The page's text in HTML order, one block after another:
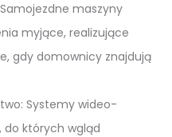
maszyny
myjące, realizujące
gdy domownicy znajdują
Systemy wideo-
do których wgląd